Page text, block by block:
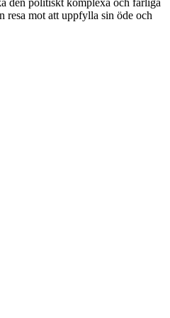
resa mot att uppfylla sin öde och